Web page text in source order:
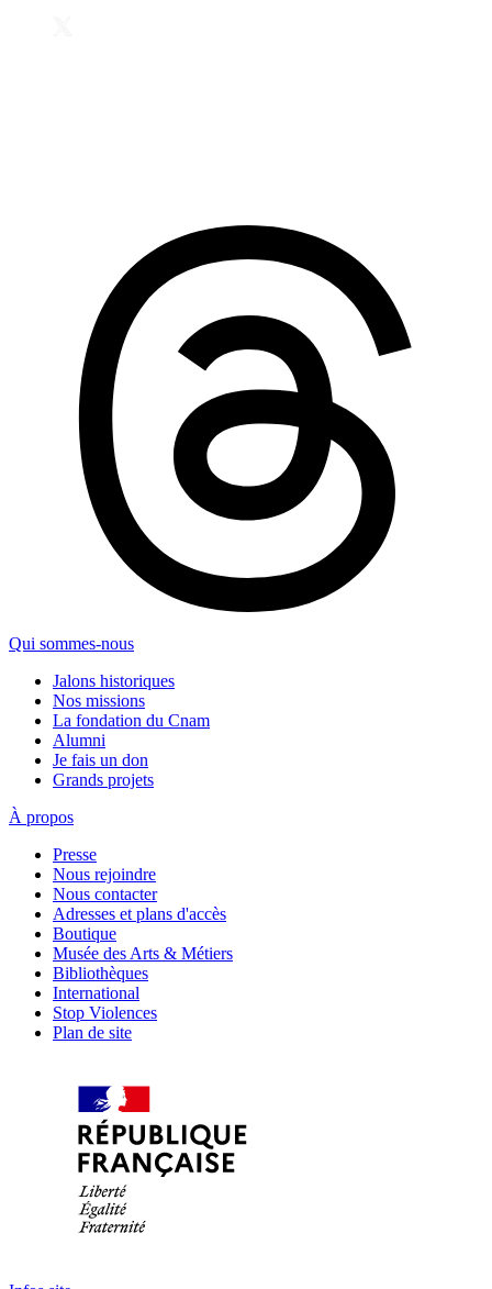
Qui sommes-nous
Jalons historiques
Nos missions
La fondation du Cnam
Alumni
Je fais un don
Grands projets
À propos
Presse
Nous rejoindre
Nous contacter
Adresses et plans d'accès
Boutique
Musée des Arts & Métiers
Bibliothèques
International
Stop Violences
Plan de site